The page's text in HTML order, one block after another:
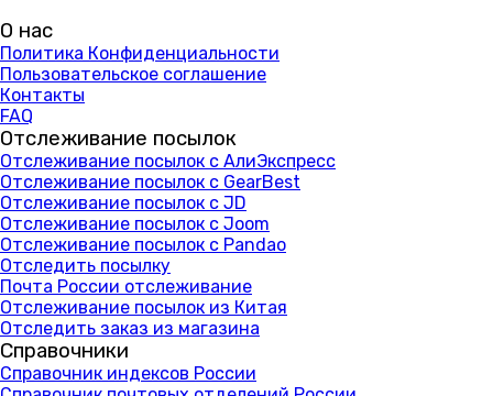
О нас
Политика Конфиденциальности
Пользовательское соглашение
Контакты
FAQ
Отслеживание посылок
Отслеживание посылок с АлиЭкспресс
Отслеживание посылок с GearBest
Отслеживание посылок с JD
Отслеживание посылок с Joom
Отслеживание посылок с Pandao
Отследить посылку
Почта России отслеживание
Отслеживание посылок из Китая
Отследить заказ из магазина
Справочники
Справочник индексов России